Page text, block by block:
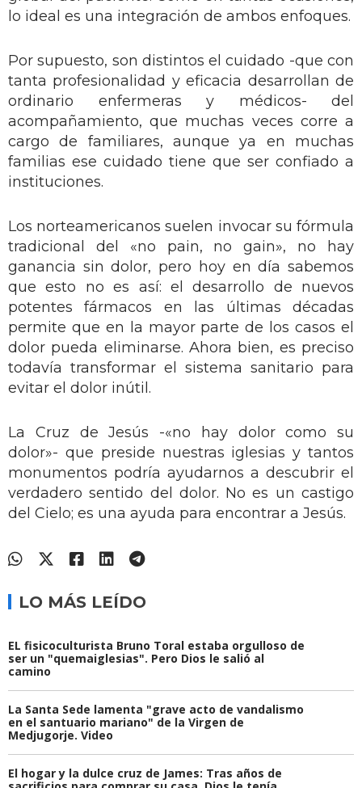
lo ideal es una integración de ambos enfoques.
Por supuesto, son distintos el cuidado -que con
tanta profesionalidad y eficacia desarrollan de
ordinario enfermeras y médicos- del
acompañamiento, que muchas veces corre a
cargo de familiares, aunque ya en muchas
familias ese cuidado tiene que ser confiado a
instituciones.
Los norteamericanos suelen invocar su fórmula
tradicional del «no pain, no gain», no hay
ganancia sin dolor, pero hoy en día sabemos
que esto no es así: el desarrollo de nuevos
potentes fármacos en las últimas décadas
permite que en la mayor parte de los casos el
dolor pueda eliminarse. Ahora bien, es preciso
todavía transformar el sistema sanitario para
evitar el dolor inútil.
La Cruz de Jesús -«no hay dolor como su
dolor»- que preside nuestras iglesias y tantos
monumentos podría ayudarnos a descubrir el
verdadero sentido del dolor. No es un castigo
del Cielo; es una ayuda para encontrar a Jesús.
LO MÁS LEÍDO
EL fisicoculturista Bruno Toral estaba orgulloso de
ser un "quemaiglesias". Pero Dios le salió al
camino
La Santa Sede lamenta "grave acto de vandalismo
en el santuario mariano" de la Virgen de
Medjugorje. Video
El hogar y la dulce cruz de James: Tras años de